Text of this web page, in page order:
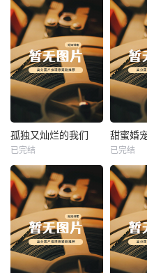
未知 未知
热播
未知
孤独又灿烂的我们
已完结
热播
未知
已完结